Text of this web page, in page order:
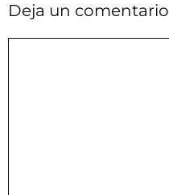
Deja un comentario